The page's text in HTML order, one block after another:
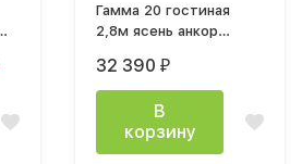
Гамма 20 гостиная
2,8м ясень анкор
32 390 ₽
В
корзину